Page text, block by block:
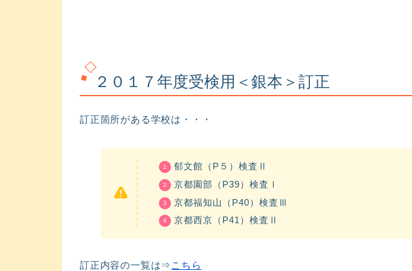
２０１７年度受検用＜銀本＞訂正
訂正箇所がある学校は・・・
郁文館（P５）検査Ⅱ
京都園部（P39）検査Ⅰ
京都福知山（P40）検査Ⅲ
京都西京（P41）検査Ⅱ
訂正内容の一覧は⇒ こちら